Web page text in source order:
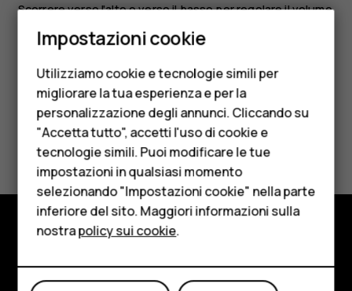
Smartphone
Cellulari
Telefoni per anziani
Accessori
HMD Terra M
Per le imprese
Tablet
Negozio
Scorrere verso l'alto o verso il basso per regolare il volume
Ti è stato d'aiuto?
Sì No
Informazioni su
Impostazioni cookie
Utilizziamo cookie e tecnologie simili per
migliorare la tua esperienza e per la
personalizzazione degli annunci. Cliccando su
"Accetta tutto", accetti l'uso di cookie e
tecnologie simili. Puoi modificare le tue
impostazioni in qualsiasi momento
selezionando "Impostazioni cookie" nella parte
inferiore del sito. Maggiori informazioni sulla
nostrapolicy sui cookie.